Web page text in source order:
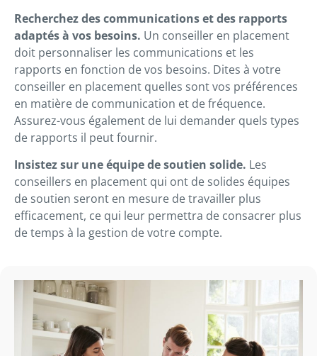
Recherchez des communications et des rapports
adaptés à vos besoins. Un conseiller en placement
doit personnaliser les communications et les
rapports en fonction de vos besoins. Dites à votre
conseiller en placement quelles sont vos préférences
en matière de communication et de fréquence.
Assurez-vous également de lui demander quels types
de rapports il peut fournir.
Insistez sur une équipe de soutien solide. Les
conseillers en placement qui ont de solides équipes
de soutien seront en mesure de travailler plus
efficacement, ce qui leur permettra de consacrer plus
de temps à la gestion de votre compte.